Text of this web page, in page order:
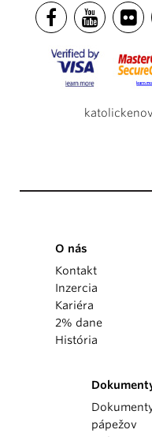
O nás
Kontakt
Inzercia
Kariéra
2% dane
História
pápežov